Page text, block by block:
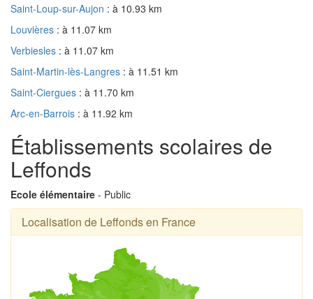
Saint-Loup-sur-Aujon : à 10.93 km
Louvières : à 11.07 km
Verbiesles : à 11.07 km
Saint-Martin-lès-Langres : à 11.51 km
Saint-Ciergues : à 11.70 km
Arc-en-Barrois : à 11.92 km
Établissements scolaires de
Leffonds
Ecole élémentaire - Public
Localisation de Leffonds en France